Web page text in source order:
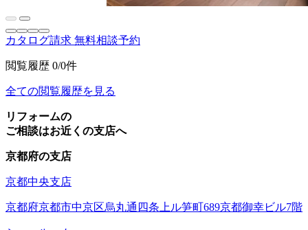
カタログ請求 無料相談予約
閲覧履歴 0/0件
全ての閲覧履歴を見る
リフォームの
ご相談はお近くの支店へ
京都府の支店
京都中央支店
京都府京都市中京区烏丸通四条上ル笋町689京都御幸ビル7階